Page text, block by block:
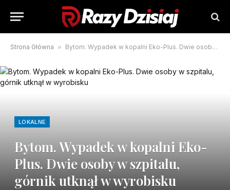
Strona Główna » Bytom. Wypadek w kopalni Eko-Plus. Dwie osoby w szpitalu, górnik utknął w wyrobisku
LOKALNE
Bytom. Wypadek w kopalni Eko-
Plus. Dwie osoby w szpitalu,
górnik utknął w wyrobisku